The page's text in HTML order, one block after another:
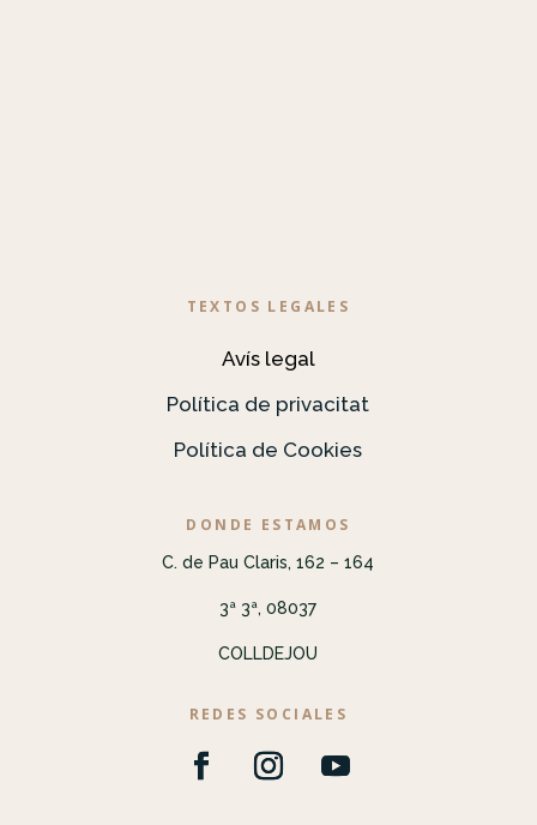
TEXTOS LEGALES
Avís legal
Política de privacitat
Política de Cookies
DONDE ESTAMOS
C. de Pau Claris, 162 – 164
3ª 3ª, 08037
COLLDEJOU
REDES SOCIALES